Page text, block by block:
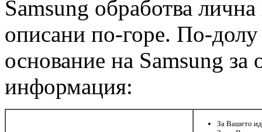
Samsung обработва
описани по-горе. По-
основание на Samsung за
информация:
За Вашето